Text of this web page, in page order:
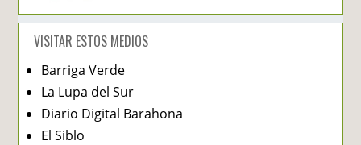
VISITAR ESTOS MEDIOS
Barriga Verde
La Lupa del Sur
Diario Digital Barahona
El Siblo